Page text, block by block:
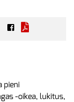
pieni
-oikea, lukitus,